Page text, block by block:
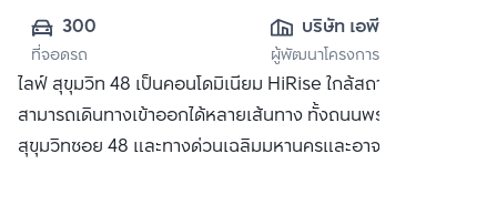
300
ที่จอดรถ
บริษัท เอพี (ไทย
แลนด์)
จำกัด(มหาชน)
ผู้พัฒนาโครงการ
ไลฟ์ สุขุมวิท 48 เป็นคอนโดมิเนียม HiRise ใกล้สถานีพระโขนง
สามารถเดินทางเข้าออกได้หลายเส้นทาง ทั้งถนนพระราม 4, ถนน
สุขุมวิทซอย 48 และทางด่วนเฉลิมมหานครและอาจณรงค์